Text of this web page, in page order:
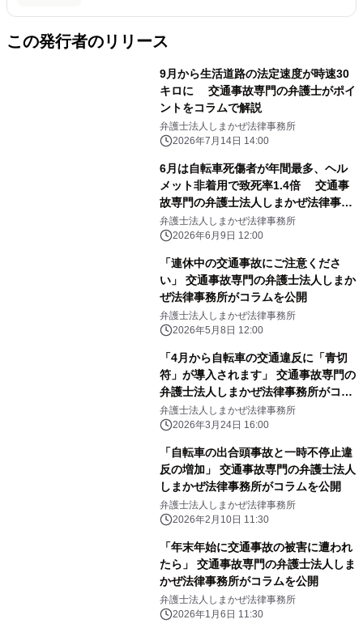
この発行者のリリース
9月から生活道路の法定速度が時速30
キロに 交通事故専門の弁護士がポイ
ントをコラムで解説
弁護士法人しまかぜ法律事務所
2026年7月14日 14:00
6月は自転車死傷者が年間最多、ヘル
メット非着用で致死率1.4倍 交通事
故専門の弁護士法人しまかぜ法律事務
所がコラムを公開
弁護士法人しまかぜ法律事務所
2026年6月9日 12:00
「連休中の交通事故にご注意くださ
い」 交通事故専門の弁護士法人しまか
ぜ法律事務所がコラムを公開
弁護士法人しまかぜ法律事務所
2026年5月8日 12:00
「4月から自転車の交通違反に「青切
符」が導入されます」 交通事故専門の
弁護士法人しまかぜ法律事務所がコラ
ムを公開
弁護士法人しまかぜ法律事務所
2026年3月24日 16:00
「自転車の出合頭事故と一時不停止違
反の増加」 交通事故専門の弁護士法人
しまかぜ法律事務所がコラムを公開
弁護士法人しまかぜ法律事務所
2026年2月10日 11:30
「年末年始に交通事故の被害に遭われ
たら」 交通事故専門の弁護士法人しま
かぜ法律事務所がコラムを公開
弁護士法人しまかぜ法律事務所
2026年1月6日 11:30